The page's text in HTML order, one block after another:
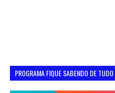
PROGRAMA FIQUE SABENDO DE TUDO